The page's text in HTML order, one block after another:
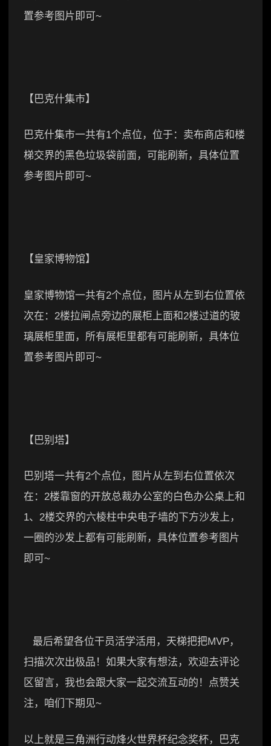
置参考图片即可~
【巴克什集市】
巴克什集市一共有1个点位，位于：卖布商店和楼
梯交界的黑色垃圾袋前面，可能刷新，具体位置
参考图片即可~
【皇家博物馆】
皇家博物馆一共有2个点位，图片从左到右位置依
次在：2楼拉闸点旁边的展柜上面和2楼过道的玻
璃展柜里面，所有展柜里都有可能刷新，具体位
置参考图片即可~
【巴别塔】
巴别塔一共有2个点位，图片从左到右位置依次
在：2楼靠窗的开放总裁办公室的白色办公桌上和
1、2楼交界的六棱柱中央电子墙的下方沙发上，
一圈的沙发上都有可能刷新，具体位置参考图片
即可~
最后希望各位干员活学活用，天梯把把MVP，
扫描次次出极品！如果大家有想法，欢迎去评论
区留言，我也会跟大家一起交流互动的！点赞关
注，咱们下期见~
以上就是三角洲行动烽火世界杯纪念奖杯，巴克